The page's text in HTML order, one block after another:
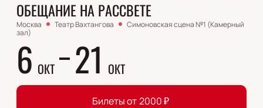
ОБЕЩАНИЕ НА РАССВЕТЕ
Москва Театр Вахтангова
Симоновская сцена №1 (Камерный
зал)
6 ОКТ 21 ОКТ
Билеты от 2000₽